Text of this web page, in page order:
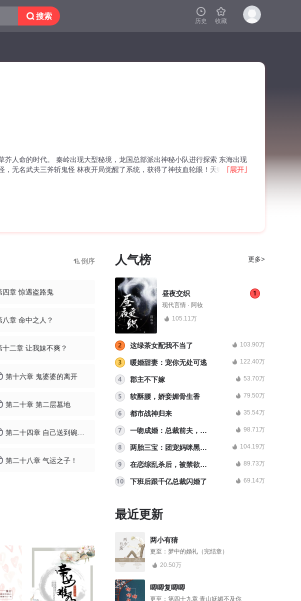
芥人命的时代。 秦岭出现大型秘境，龙国总部派出神秘小队进行探索 东海出现
无名武夫三斧斩鬼怪 林夜开局觉醒了系统，获得了神技血轮眼！天赋辣鸡？
倒序
四章 惊遇盗路鬼
八章 命中之人？
十二章 让我妹不爽？
第十六章 鬼婆婆的离开
第二十章 第二层墓地
第二十四章 自己送到碗里来？
第二十八章 气运之子！
人气榜 更多>
昼夜交织
现代言情 · 阿妆
105.11万
这绿茶女配我不当了 103.90万
暖婚甜妻：宠你无处可逃 122.40万
郡主不下嫁 53.70万
软酥腰，娇妾媚骨生香 79.50万
都市战神归来 35.54万
一吻成婚：总裁前夫，求放过 98.71万
两胎三宝：团宠妈咪黑化了 104.19万
在恋综乱杀后，被禁欲顶流爆宠 89.73万
下班后跟千亿总裁闪婚了 69.14万
最近更新
两小有猜
更至： 梦中的婚礼（完结章）
20.50万
唧唧复唧唧
更至： 第四十九章 青山妩媚不及你
 搜索 
历史

收藏